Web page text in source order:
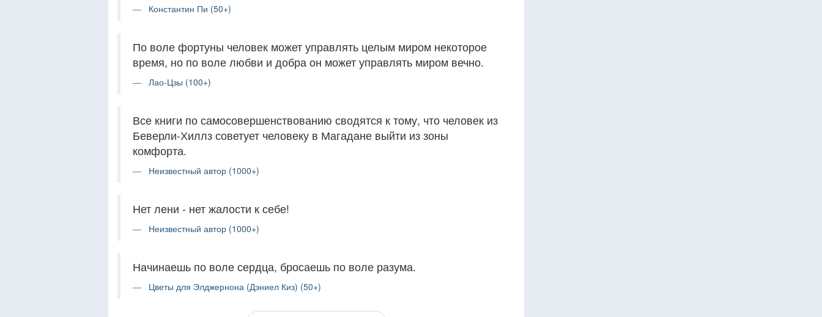
Константин Пи (50+)
По воле фортуны человек может управлять целым миром некоторое
время, но по воле любви и добра он может управлять миром вечно.
Лао-Цзы (100+)
Все книги по самосовершенствованию сводятся к тому, что человек из
Беверли-Хиллз советует человеку в Магадане выйти из зоны
комфорта.
Неизвестный автор (1000+)
Нет лени - нет жалости к себе!
Неизвестный автор (1000+)
Начинаешь по воле сердца, бросаешь по воле разума.
Цветы для Элджернона (Дэниел Киз) (50+)